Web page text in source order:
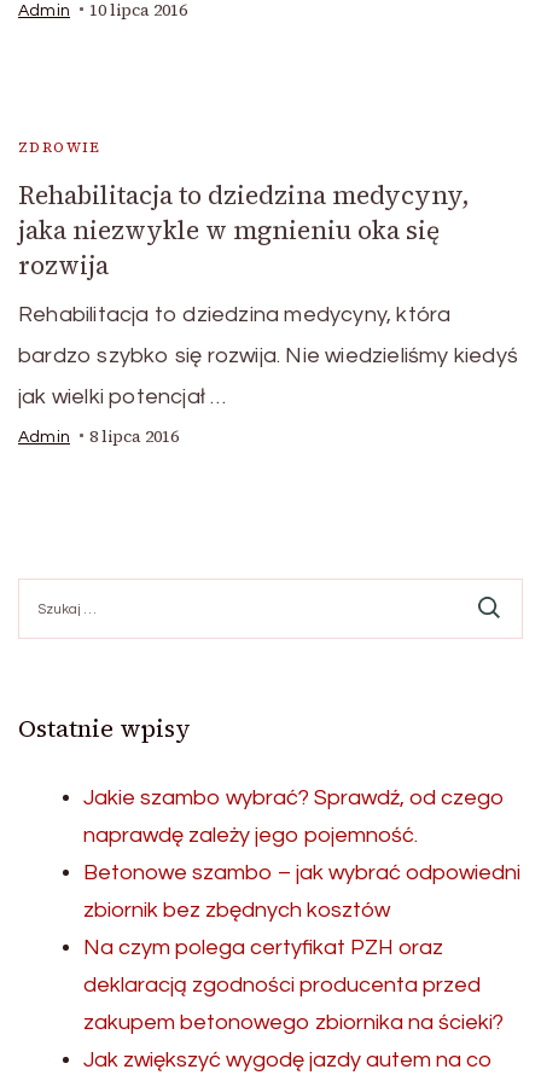
Admin 10 lipca 2016
ZDROWIE
Rehabilitacja to dziedzina medycyny,
jaka niezwykle w mgnieniu oka się
rozwija
Rehabilitacja to dziedzina medycyny, która
bardzo szybko się rozwija. Nie wiedzieliśmy kiedyś
jak wielki potencjał …
Admin 8 lipca 2016
Ostatnie wpisy
Jakie szambo wybrać? Sprawdź, od czego
naprawdę zależy jego pojemność.
Betonowe szambo – jak wybrać odpowiedni
zbiornik bez zbędnych kosztów
Na czym polega certyfikat PZH oraz
deklaracją zgodności producenta przed
zakupem betonowego zbiornika na ścieki?
Jak zwiększyć wygodę jazdy autem na co